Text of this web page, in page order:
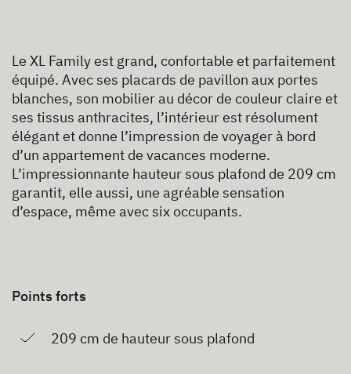
Le XL Family est grand, confortable et parfaitement
équipé. Avec ses placards de pavillon aux portes
blanches, son mobilier au décor de couleur claire et
ses tissus anthracites, l’intérieur est résolument
élégant et donne l’impression de voyager à bord
d’un appartement de vacances moderne.
L’impressionnante hauteur sous plafond de 209 cm
garantit, elle aussi, une agréable sensation
d’espace, même avec six occupants.
Points forts
209 cm de hauteur sous plafond